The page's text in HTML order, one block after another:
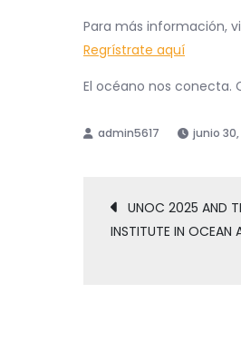
Para más información,
Regrístrate aquí
El océano nos conecta.
junio
UNOC 2025 AND
INSTITUTE IN OCEAN